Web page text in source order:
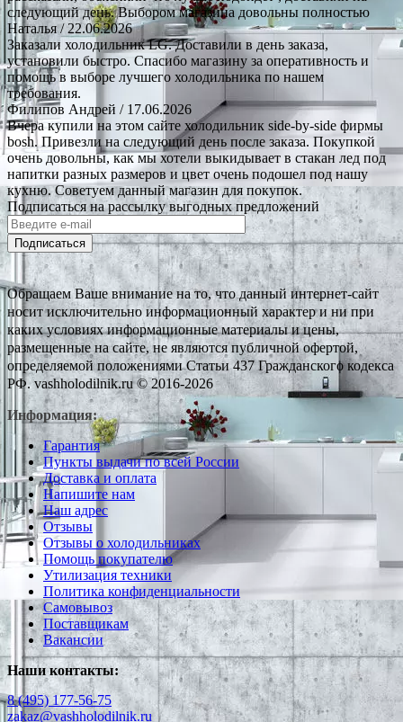
следующий день. Выбором магазина довольны полностью
Наталья/ 22.06.2026
Заказали холодильник LG. Доставили в день заказа,
установили быстро. Спасибо магазину за оперативность и
помощь в выборе лучшего холодильника по нашем
требования.
Филипов Андрей / 17.06.2026
Вчера купили на этом сайте холодильник side-by-side фирмы
bosh. Привезли на следующий день после заказа. Покупкой
очень довольны, как мы хотели выкидывает в стакан лед под
напитки разных размеров и цвет очень подошел под нашу
кухню. Советуем данный магазин для покупок.
Подписаться на рассылку выгодных предложений
Подписаться
Обращаем Ваше внимание на то, что данный интернет-сайт
носит исключительно информационный характер и ни при
каких условиях информационные материалы и цены,
размещенные на сайте, не являются публичной офертой,
определяемой положениями Статьи 437 Гражданского кодекса
РФ. vashholodilnik.ru © 2016-2026
Информация:
Гарантия
Пункты выдачи по всей России
Доставка и оплата
Напишите нам
Наш адрес
Отзывы
Отзывы о холодильниках
Помощь покупателю
Утилизация техники
Политика конфиденциальности
Самовывоз
Поставщикам
Вакансии
Наши контакты:
8 (495) 177-56-75
zakaz@vashholodilnik.ru